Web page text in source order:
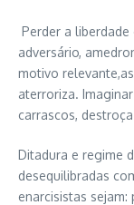
Perder a
adversário,
motivo
aterroriza.
carrascos,
Ditadura e regime
desequilibradas
enarcisistas sejam: